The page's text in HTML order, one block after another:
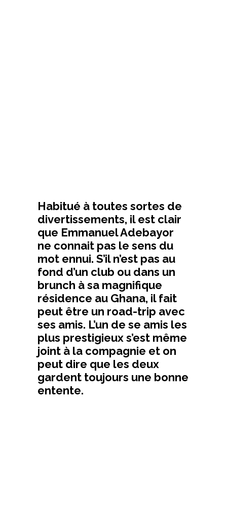
Habitué à toutes sortes de
divertissements, il est clair
que Emmanuel Adebayor
ne connait pas le sens du
mot ennui. S’il n’est pas au
fond d’un club ou dans un
brunch à sa magnifique
résidence au Ghana, il fait
peut être un road-trip avec
ses amis. L’un de se amis les
plus prestigieux s’est même
joint à la compagnie et on
peut dire que les deux
gardent toujours une bonne
entente.